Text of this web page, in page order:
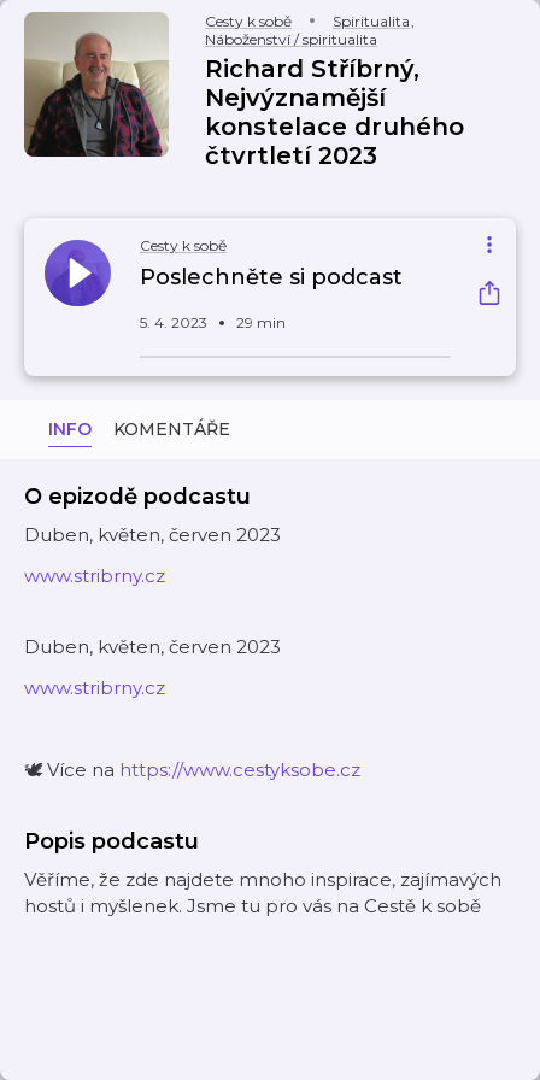
Cesty k sobě Spiritualita,
Náboženství / spiritualita
Richard Stříbrný,
Nejvýznamější
konstelace druhého
čtvrtletí 2023
Cesty k sobě
Poslechněte si podcast
5. 4. 2023 29 min
INFO KOMENTÁŘE
O epizodě podcastu
Duben, květen, červen 2023
www.stribrny.cz
Duben, květen, červen 2023
www.stribrny.cz
🕊️ Více na https://www.cestyksobe.cz
Popis podcastu
Věříme, že zde najdete mnoho inspirace, zajímavých
hostů i myšlenek. Jsme tu pro vás na Cestě k sobě